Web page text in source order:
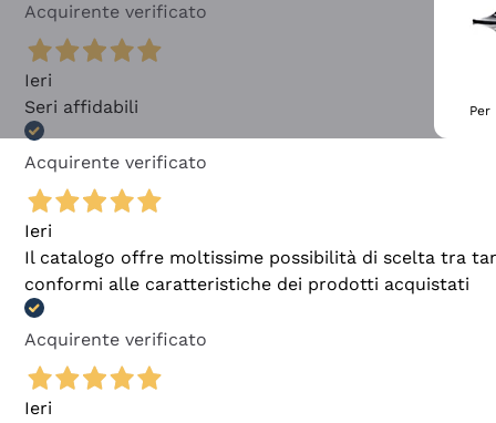
Acquirente verificato
Ieri
Seri affidabili
Acquirente verificato
Ieri
Il catalogo offre moltissime possibilità di scelta tra
conformi alle caratteristiche dei prodotti acquistati
Acquirente verificato
Ieri